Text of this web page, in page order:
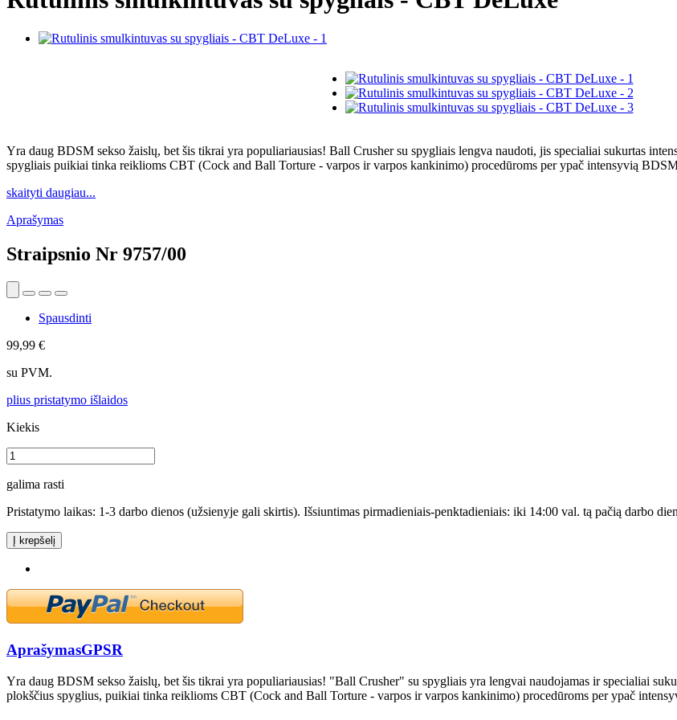
Yra daug BDSM sekso žaislų, bet šis tikrai yra populiariausias! Ball Crusher su spygliais lengva naudoti, jis specialiai sukurtas
spygliais puikiai tinka reiklioms CBT (Cock and Ball Torture - varpos ir varpos kankinimo) procedūroms per ypač intensyvią
skaityti daugiau...
Aprašymas
Straipsnio Nr 9757/00
Spausdinti
99,99 €
su PVM.
plius pristatymo išlaidos
Kiekis
galima rasti
Pristatymo laikas: 1-3 darbo dienos (užsienyje gali skirtis). Išsiuntimas pirmadieniais-penktadieniais: iki 14:00 val. tą pačią darbo
Į krepšelį
AprašymasGPSR
Yra daug BDSM sekso žaislų, bet šis tikrai yra populiariausias! "Ball Crusher" su spygliais yra lengvai naudojamas ir specialiai
plokščius spyglius, puikiai tinka reiklioms CBT (Cock and Ball Torture - varpos ir varpos kankinimo) procedūroms per ypač